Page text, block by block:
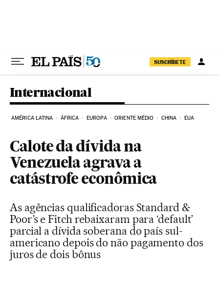
SUSCRÍBETE
Internacional
AMÉRICA LATINA ÁFRICA EUROPA ORIENTE MÉDIO CHINA EUA
Calote da dívida na
Venezuela agrava a
catástrofe econômica
As agências qualificadoras Standard &
Poor’s e Fitch rebaixaram para ‘default’
parcial a dívida soberana do país sul-
americano depois do não pagamento dos
juros de dois bônus